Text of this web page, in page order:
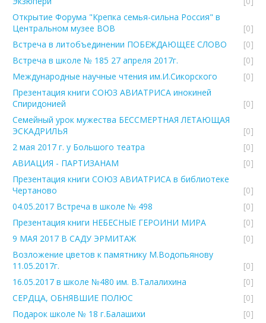
Открытие Форума "Крепка семья-сильна Россия" в
Центральном музее ВОВ
[0]
Встреча в литобъединении ПОБЕЖДАЮЩЕЕ СЛОВО
[0]
Встреча в школе № 185 27 апреля 2017г.
[0]
Международные научные чтения им.И.Сикорского
[0]
Презентация книги СОЮЗ АВИАТРИСА инокиней
Спиридонией
[0]
Семейный урок мужества БЕССМЕРТНАЯ ЛЕТАЮЩАЯ
ЭСКАДРИЛЬЯ
[0]
2 мая 2017 г. у Большого театра
[0]
АВИАЦИЯ - ПАРТИЗАНАМ
[0]
Презентация книги СОЮЗ АВИАТРИСА в библиотеке
Чертаново
[0]
04.05.2017 Встреча в школе № 498
[0]
Презентация книги НЕБЕСНЫЕ ГЕРОИНИ МИРА
[0]
9 МАЯ 2017 В САДУ ЭРМИТАЖ
[0]
Возложение цветов к памятнику М.Водопьянову
11.05.2017г.
[0]
16.05.2017 в школе №480 им. В.Талалихина
[0]
СЕРДЦА, ОБНЯВШИЕ ПОЛЮС
[0]
Подарок школе № 18 г.Балашихи
[0]